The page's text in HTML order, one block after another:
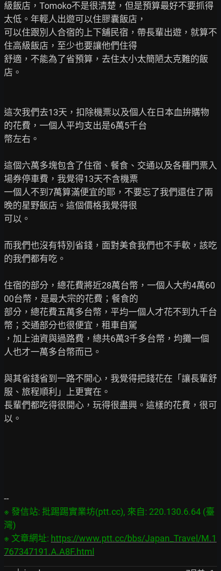
級飯店，Tomoko不是很清楚，但是預算最好不要抓得
太低。年輕人出遊可以住膠囊飯店，
可以住跟別人合宿的上下舖民宿，帶長輩出遊，就算不
住高級飯店，至少也要讓他們住得
舒適，不能為了省預算，去住太小太簡陋太克難的飯
店。
這次我們去13天，扣除機票以及個人在日本血拚購物
的花費，一個人平均支出是6萬5千台
幣左右。
這個六萬多塊包含了住宿、餐食、交通以及各種門票入
場券停車費，我覺得13天不含機票
一個人不到7萬算滿便宜的耶，不要忘了我們還住了兩
晚的星野飯店。這個價格我覺得很
可以。
而我們也沒有特別省錢，面對美食我們也不手軟，該吃
的我們都有吃。
住宿的部分，總花費將近28萬台幣，一個人大約4萬60
00台幣，是最大宗的花費；餐食的
部分，總花費五萬多台幣，平均一個人才花不到九千台
幣；交通部分也很便宜，租車自駕
，加上油資與過路費，總共6萬3千多台幣，均攤一個
人也才一萬多台幣而已。
與其省錢省到一路不開心，我覺得把錢花在「讓長輩舒
服、旅程順利」上更實在。
長輩們都吃得很開心，玩得很盡興。這樣的花費，很可
以。
※ 發信站: 批踢踢實業坊(ptt.cc), 來自: 220.130.6.64 (臺
灣)
※ 文章網址: https://www.ptt.cc/bbs/Japan_Travel/M.1
767347191.A.A8F.html